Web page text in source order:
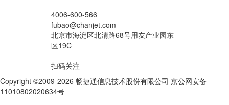
4006-600-566
fubao@chanjet.com
北京市海淀区北清路68号用友产业园东
区19C
扫码关注
Copyright ©2009-2026 畅捷通信息技术股份有限公司 京公网安备
11010802020634号